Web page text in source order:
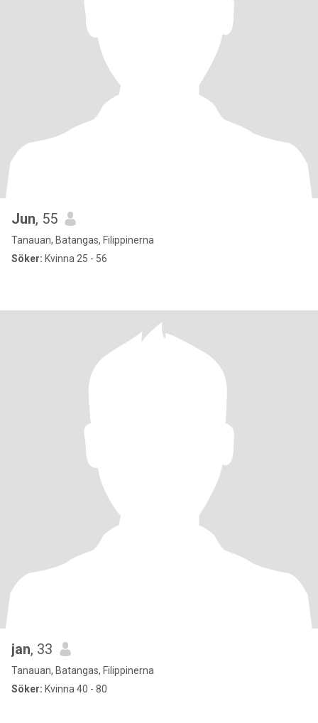
Jun, 55
Tanauan, Batangas, Filippinerna
Söker: Kvinna 25 - 56
jan, 33
Tanauan, Batangas, Filippinerna
Söker: Kvinna 40 - 80